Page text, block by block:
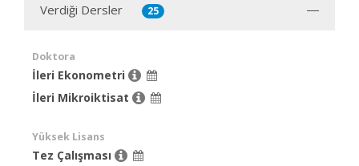
Verdiği Dersler 25
Doktora
İleri Ekonometri
İleri Mikroiktisat
Yüksek Lisans
Tez Çalışması